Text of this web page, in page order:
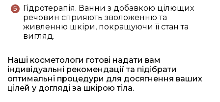
Гідротерапія. Ванни з добавкою цілющих
речовин сприяють зволоженню та
живленню шкіри, покращуючи її стан та
вигляд.
Наші косметологи готові надати вам
індивідуальні рекомендації та підібрати
оптимальні процедури для досягнення ваших
цілей у догляді за шкірою тіла.